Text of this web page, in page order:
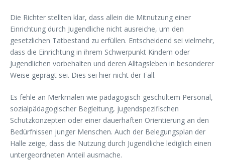
Die Richter stellten klar, dass allein die Mitnutzung einer
Einrichtung durch Jugendliche nicht ausreiche, um den
gesetzlichen Tatbestand zu erfüllen. Entscheidend sei vielmehr,
dass die Einrichtung in ihrem Schwerpunkt Kindern oder
Jugendlichen vorbehalten und deren Alltagsleben in besonderer
Weise geprägt sei. Dies sei hier nicht der Fall.
Es fehle an Merkmalen wie pädagogisch geschultem Personal,
sozialpädagogischer Begleitung, jugendspezifischen
Schutzkonzepten oder einer dauerhaften Orientierung an den
Bedürfnissen junger Menschen. Auch der Belegungsplan der
Halle zeige, dass die Nutzung durch Jugendliche lediglich einen
untergeordneten Anteil ausmache.